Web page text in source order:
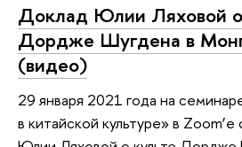
Доклад Юлии Ляховой о
Дордже Шугдена в
(видео)
29 января 2021 года на
в китайской культуре» в